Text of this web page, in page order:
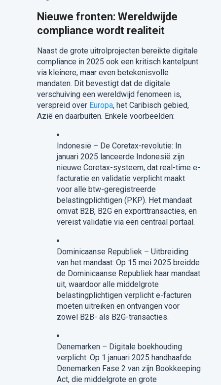
Nieuwe fronten: Wereldwijde
compliance wordt realiteit
Naast de grote uitrolprojecten bereikte digitale
compliance in 2025 ook een kritisch kantelpunt
via kleinere, maar even betekenisvolle
mandaten. Dit bevestigt dat de digitale
verschuiving een wereldwijd fenomeen is,
verspreid over Europa, het Caribisch gebied,
Azië en daarbuiten. Enkele voorbeelden:
Indonesië – De Coretax-revolutie: In
januari 2025 lanceerde Indonesië zijn
nieuwe Coretax-systeem, dat real-time e-
facturatie en validatie verplicht maakt
voor alle btw-geregistreerde
belastingplichtigen (PKP). Het mandaat
omvat B2B, B2G en exporttransacties, en
vereist validatie via een centraal portaal.
Dominicaanse Republiek – Uitbreiding
van het mandaat: Op 15 mei 2025 breidde
de Dominicaanse Republiek haar mandaat
uit, waardoor alle middelgrote
belastingplichtigen verplicht e-facturen
moeten uitreiken en ontvangen voor
zowel B2B- als B2G-transacties.
Denemarken – Digitale boekhouding
verplicht: Op 1 januari 2025 handhaafde
Denemarken Fase 2 van zijn Bookkeeping
Act, die middelgrote en grote